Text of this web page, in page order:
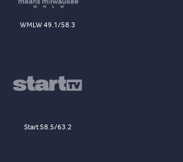
WMLW 49.1/58.3
Start 58.5/63.2